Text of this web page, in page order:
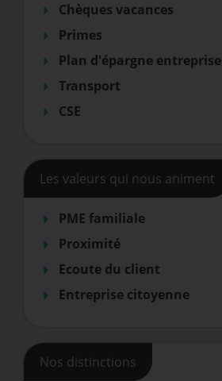
Chèques vacances
Primes
Plan d'épargne entreprise
Transport
CSE
Les valeurs qui nous animent
PME familiale
Proximité
Ecoute du client
Entreprise citoyenne
Nos distinctions